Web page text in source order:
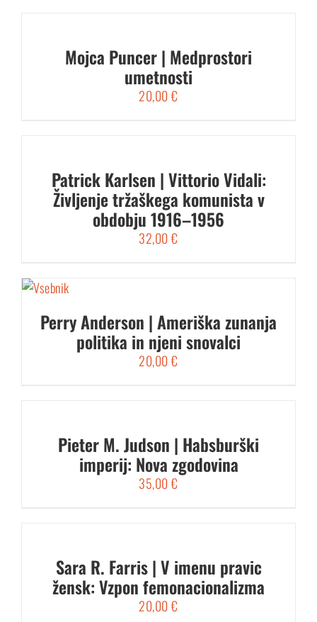
Mojca Puncer | Medprostori
umetnosti
20,00€
Patrick Karlsen | Vittorio Vidali:
Življenje tržaškega komunista v
obdobju 1916–1956
32,00€
Perry Anderson | Ameriška zunanja
politika in njeni snovalci
20,00€
Pieter M. Judson | Habsburški
imperij: Nova zgodovina
35,00€
Sara R. Farris | V imenu pravic
žensk: Vzpon femonacionalizma
20,00€